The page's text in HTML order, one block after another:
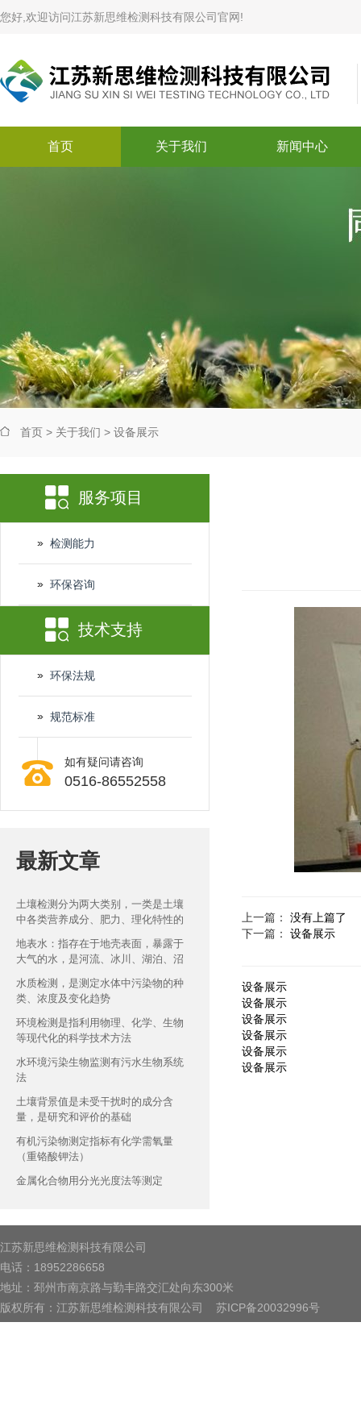
您好,欢迎访问江苏新思维检测科技有限公司官网!
首页 关于我们 新闻中心
首页 > 关于我们 > 设备展示
服务项目
检测能力
环保咨询
技术支持
环保法规
规范标准
如有疑问请咨询
0516-86552558
最新文章
土壤检测分为两大类别，一类是土壤
中各类营养成分、肥力、理化特性的
地表水：指存在于地壳表面，暴露于
大气的水，是河流、冰川、湖泊、沼
水质检测，是测定水体中污染物的种
类、浓度及变化趋势
环境检测是指利用物理、化学、生物
等现代化的科学技术方法
水环境污染生物监测有污水生物系统
法
土壤背景值是未受干扰时的成分含
量，是研究和评价的基础
有机污染物测定指标有化学需氧量
（重铬酸钾法）
金属化合物用分光光度法等测定
上一篇： 没有上篇了
下一篇： 设备展示
设备展示
设备展示
设备展示
设备展示
设备展示
设备展示
江苏新思维检测科技有限公司
电话：18952286658
地址：邳州市南京路与勤丰路交汇处向东300米
版权所有：江苏新思维检测科技有限公司 苏ICP备20032996号